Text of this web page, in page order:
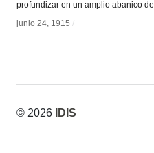
profundizar en un amplio abanico de
junio 24, 1915 /
junio 24, 1915 /
© 2026 IDIS